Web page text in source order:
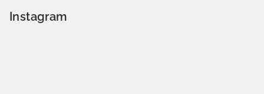
Instagram